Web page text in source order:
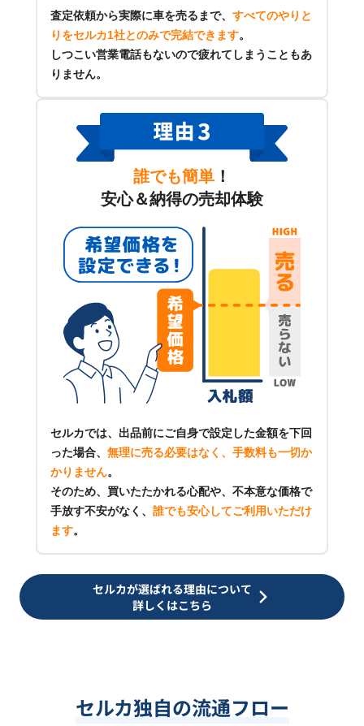
査定依頼から実際に車を売るまで、 すべてのやりと
りをセルカ1社とのみで完結できます。
しつこい営業電話もないので疲れてしまうこともあ
りません。
誰でも簡単 ！
安心＆納得の売却体験
セルカでは、出品前にご自身で設定した金額を下回
った場合、 無理に売る必要はなく、手数料も一切か
かりません。
そのため、買いたたかれる心配や、不本意な価格で
手放す不安がなく、 誰でも安心してご利用いただけ
ます。
セルカが選ばれる理由について
詳しくはこちら
セルカ独自の流通フロー